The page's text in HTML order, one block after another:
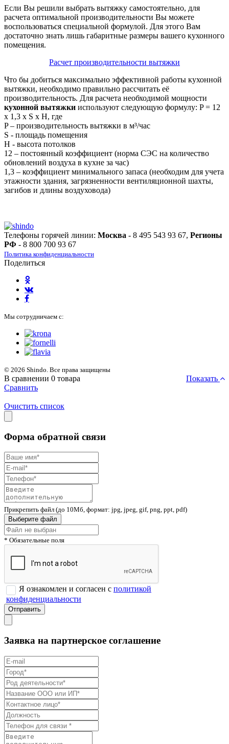
Если Вы решили выбрать вытяжку самостоятельно, для
расчета оптимальной производительности Вы можете
воспользоваться специальной формулой. Для этого Вам
достаточно знать лишь габаритные размеры вашего кухонного
помещения.
Расчет производительности вытяжки
Что бы добиться максимально эффективной работы кухонной
вытяжки, необходимо правильно рассчитать её
производительность. Для расчета необходимой мощности
кухонной вытяжки используют следующую формулу: P = 12
х 1,3 х S х H, где
P – производительность вытяжки в м³/час
S - площадь помещения
H - высота потолков
12 – постоянный коэффициент (норма СЭС на количество
обновлений воздуха в кухне за час)
1,3 – коэффициент минимального запаса (необходим для учета
этажности здания, загрязненности вентиляционной шахты,
загибов и длины воздуховода)
Телефоны горячей линии: Москва - 8 495 543 93 67, Регионы
РФ - 8 800 700 93 67
Политика конфиденциальности
Поделиться
Мы сотрудничаем с:
© 2026 Shindo. Все права защищены
В сравнении 0 товара
Показать
Сравнить
Очистить список
Форма обратной связи
Прикрепить файл (до 10Мб, формат: jpg, jpeg, gif, png, ppt, pdf)
Выберите файл
* Обязательные поля
Я ознакомлен и согласен с политикой
конфиденциальности
Заявка на партнерское соглашение